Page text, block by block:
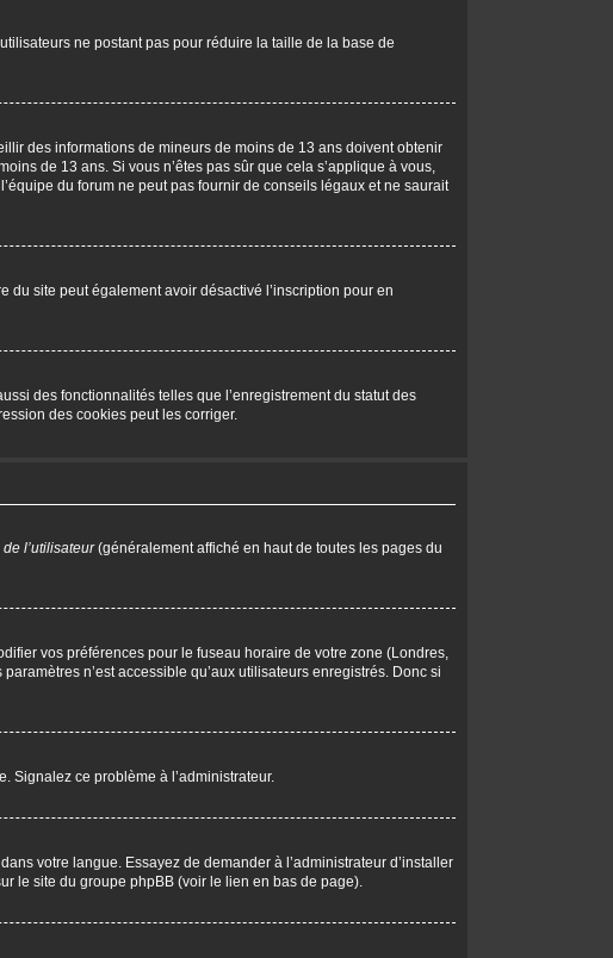
ne postant pas pour réduire la taille de la base de
des informations de mineurs de moins de 13 ans doivent obtenir
de 13 ans. Si vous n’êtes pas sûr que cela s’applique à vous,
du forum ne peut pas fournir de conseils légaux et ne saurait
du site peut également avoir désactivé l’inscription pour en
des fonctionnalités telles que l’enregistrement du statut des
des cookies peut les corriger.
l’utilisateur(généralement affiché en haut de toutes les pages du
vos préférences pour le fuseau horaire de votre zone (Londres,
n’est accessible qu’aux utilisateurs enregistrés. Donc si
Signalez ce problème à l’administrateur.
votre langue. Essayez de demander à l’administrateur d’installer
le site du groupe phpBB (voir le lien en bas de page).